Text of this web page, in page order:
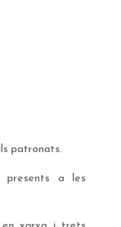
patronats.
presents a les